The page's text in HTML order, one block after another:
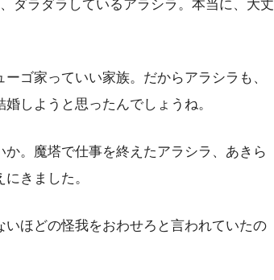
ダラダラしているアラシラ。本当に、大丈
ゴ家っていい家族。だからアラシラも、
しようと思ったんでしょうね。
。魔塔で仕事を終えたアラシラ、あきら
きました。
ほどの怪我をおわせろと言われていたの